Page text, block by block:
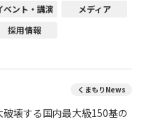
ベント・講演
メディア
採用情報
くまもりNews
壊する国内最大級150基の